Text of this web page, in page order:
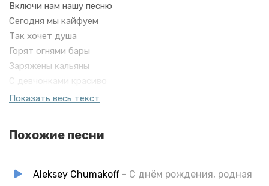
Включи нам нашу песню
Сегодня мы кайфуем
Так хочет душа
Горят огнями бары
Заряжены кальяны
С девчонками красиво
Танцуют хулиганы
Показать весь текст
Похожие песни
Aleksey Chumakoff - С днём рождения, родная